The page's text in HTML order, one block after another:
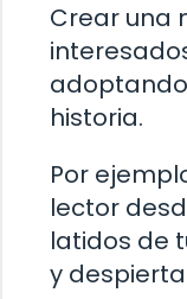
Crear una
historia.
Por
lector
latidos de
y